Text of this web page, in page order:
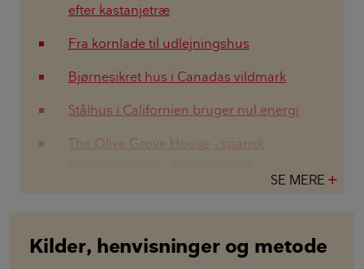
efter kastanjetræ
Fra kornlade til udlejningshus
Bjørnesikret hus i Canadas vildmark
Stålhus i Californien bruger nul energi
The Olive Grove House – spansk
SE MERE
Kilder, henvisninger og metode